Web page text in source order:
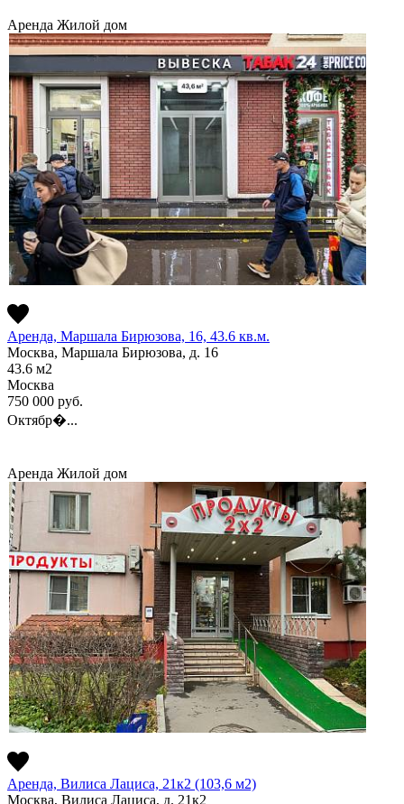
Аренда Жилой дом
Аренда, Маршала Бирюзова, 16, 43.6 кв.м.
Москва, Маршала Бирюзова, д. 16
43.6 м2
Москва
750 000 руб.
Октябр�...
Аренда Жилой дом
Аренда, Вилиса Лациса, 21к2 (103,6 м2)
Москва, Вилиса Лациса, д. 21к2